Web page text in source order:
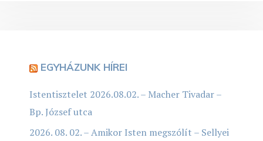
EGYHÁZUNK HÍREI
Istentisztelet 2026.08.02. – Macher Tivadar –
Bp. József utca
2026. 08. 02. – Amikor Isten megszólít – Sellyei